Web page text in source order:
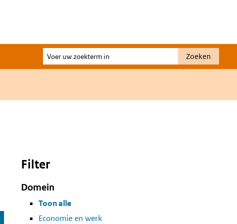
Voer
uw
Zoeken
Filter
Domein
Toon alle
Economie en werk